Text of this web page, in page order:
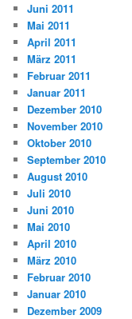
Juni 2011
Mai 2011
April 2011
März 2011
Februar 2011
Januar 2011
Dezember 2010
November 2010
Oktober 2010
September 2010
August 2010
Juli 2010
Juni 2010
Mai 2010
April 2010
März 2010
Februar 2010
Januar 2010
Dezember 2009